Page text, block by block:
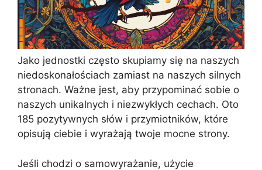
Jako jednostki często skupiamy się na naszych
niedoskonałościach zamiast na naszych silnych
stronach. Ważne jest, aby przypominać sobie o
naszych unikalnych i niezwykłych cechach. Oto
185 pozytywnych słów i przymiotników, które
opisują ciebie i wyrażają twoje mocne strony.
Jeśli chodzi o samowyrażanie, użycie